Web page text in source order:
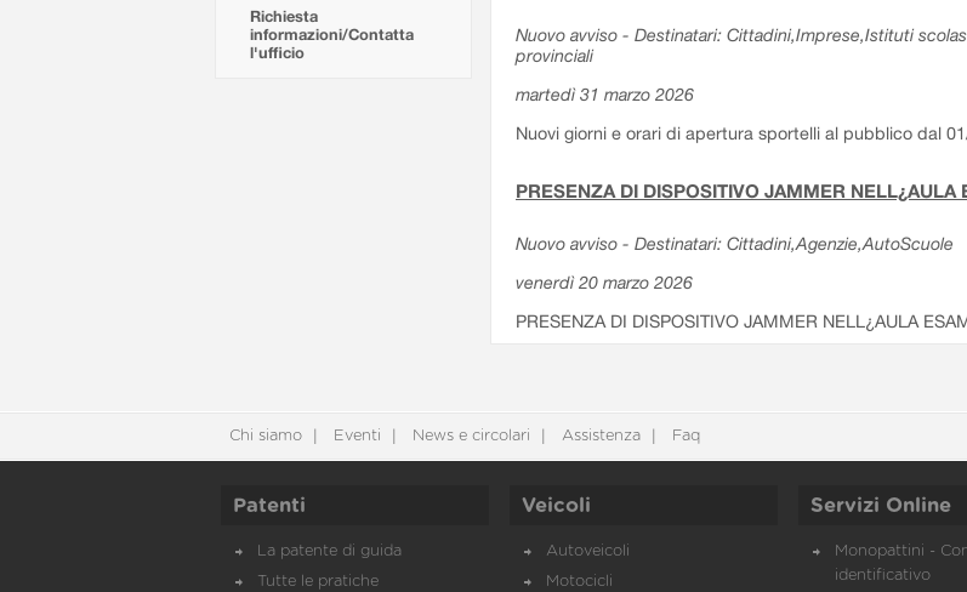
Richiesta
informazioni/Contatta
l'ufficio
Nuovo avviso - Destinatari: Cittadini,Imprese,Istituti
provinciali
martedì 31 marzo 2026
Nuovi giorni e orari di apertura sportelli al pubblico dal
PRESENZA DI DISPOSITIVO JAMMER NELL¿AULA
Nuovo avviso - Destinatari: Cittadini,Agenzie,AutoScuole
venerdì 20 marzo 2026
PRESENZA DI DISPOSITIVO JAMMER NELL¿AULA
Chi siamo Eventi News e circolari Assistenza Faq
Patenti
La patente di guida
Tutte le pratiche
Veicoli
Autoveicoli
Motocicli
Servizi Online
Monopattini -
identificativo